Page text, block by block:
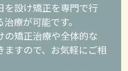
を設け矯正を専門で行
療が可能です。
の矯正治療や全体的な
ますので、お気軽にご相